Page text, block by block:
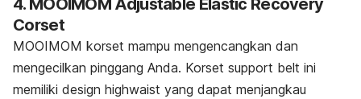
4. MOOIMOM Adjustable Elastic Recovery
Corset
MOOIMOM korset mampu mengencangkan dan
mengecilkan pinggang Anda. Korset support belt ini
memiliki design highwaist yang dapat menjangkau